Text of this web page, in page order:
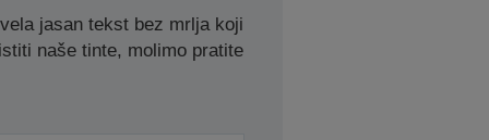
jasan tekst bez mrlja koji
naše tinte, molimo pratite